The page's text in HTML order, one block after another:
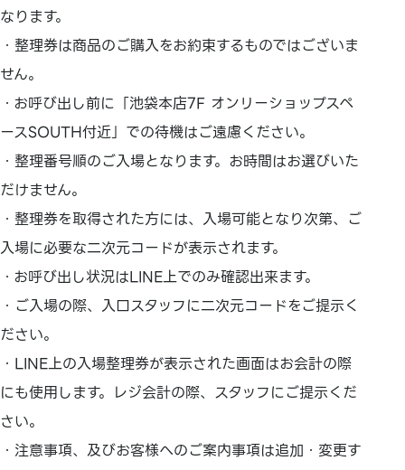
なります。
・整理券は商品のご購入をお約束するものではございま
せん。
・お呼び出し前に「池袋本店7F オンリーショップスペ
ースSOUTH付近」での待機はご遠慮ください。
・整理番号順のご入場となります。お時間はお選びいた
だけません。
・整理券を取得された方には、入場可能となり次第、ご
入場に必要な二次元コードが表示されます。
・お呼び出し状況はLINE上でのみ確認出来ます。
・ご入場の際、入口スタッフに二次元コードをご提示く
ださい。
・LINE上の入場整理券が表示された画面はお会計の際
にも使用します。レジ会計の際、スタッフにご提示くだ
さい。
・注意事項、及びお客様へのご案内事項は追加・変更す